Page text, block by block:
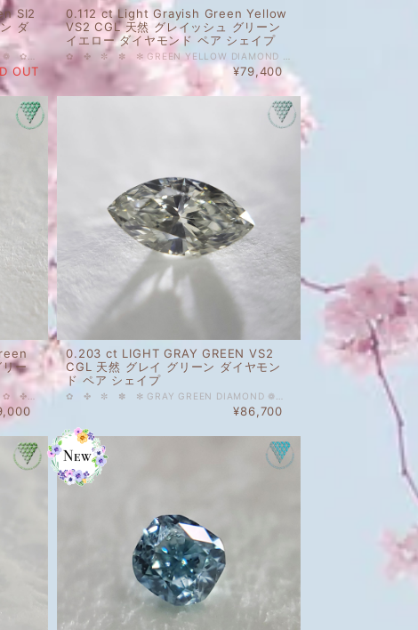
SI2
ダ
OUT
0.112 ct Light Grayish Green Yellow
VS2 CGL 天然 グレイッシュ グリーン
イエロー ダイヤモンド ペア シェイプ
¥79,400
ー
0.203 ct LIGHT GRAY GREEN VS2
CGL 天然 グレイ グリーン ダイヤモン
ド ペア シェイプ
¥86,700